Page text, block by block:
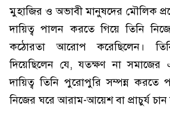
মুহাজির ও অভাবী মানুষদের মৌলিক
দায়িত্ব পালন করতে গিয়ে তিনি
কঠোরতা আরোপ করেছিলেন।
দিয়েছিলেন যে, যতক্ষণ না সমাজের
দায়িত্ব তিনি পুরোপুরি সম্পন্ন করতে
নিজের ঘরে আরাম-আয়েশ বা প্রাচুর্য চান